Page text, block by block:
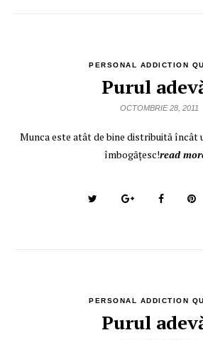
PERSONAL ADDICTION
Purul
OCTOMBRIE 28, 2011
Munca este atât de bine distribuită încât
îmbogăţesc!read
PERSONAL ADDICTION
Purul